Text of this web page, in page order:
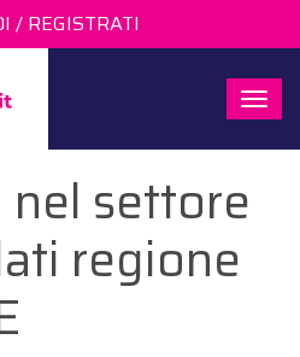
/ REGISTRATI
settore
regione